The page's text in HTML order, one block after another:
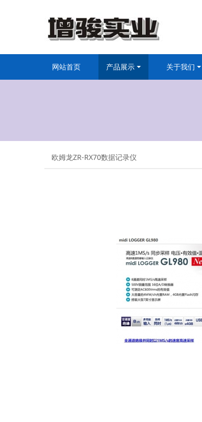
网站首页 产品展示 关于我们
欧姆龙ZR-RX70数据记录仪